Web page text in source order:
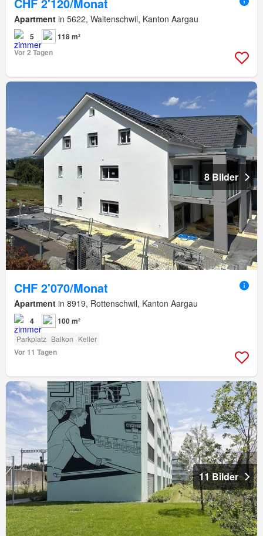
Apartment in 5622, Waltenschwil, Kanton Aargau
5
118 m²
Vor 2 Tagen
8 Bilder
CHF 2'070/Monat
Apartment in 8919, Rottenschwil, Kanton Aargau
4 100 m²
Parkplatz Balkon Keller
Vor 11 Tagen
11 Bilder